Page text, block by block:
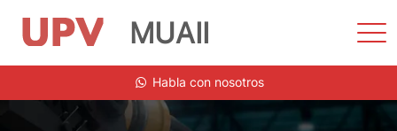
contenido
MUAII
Habla con nosotros